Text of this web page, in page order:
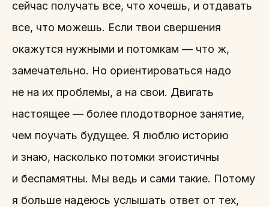
сейчас получать все, что хочешь, и отдавать
все, что можешь. Если твои свершения
окажутся нужными и потомкам — что ж,
замечательно. Но ориентироваться надо
не на их проблемы, а на свои. Двигать
настоящее — более плодотворное занятие,
чем поучать будущее. Я люблю историю
и знаю, насколько потомки эгоистичны
и беспамятны. Мы ведь и сами такие. Потому
я больше надеюсь услышать ответ от тех,